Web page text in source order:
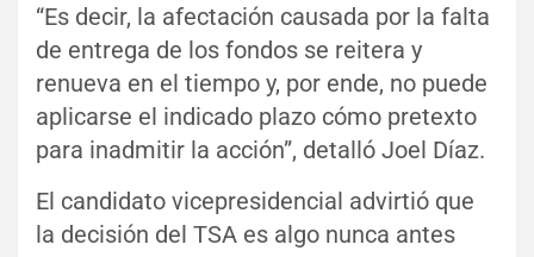
“Es decir, la afectación causada por la falta
de entrega de los fondos se reitera y
renueva en el tiempo y, por ende, no puede
aplicarse el indicado plazo cómo pretexto
para inadmitir la acción”, detalló Joel Díaz.
El candidato vicepresidencial advirtió que
la decisión del TSA es algo nunca antes